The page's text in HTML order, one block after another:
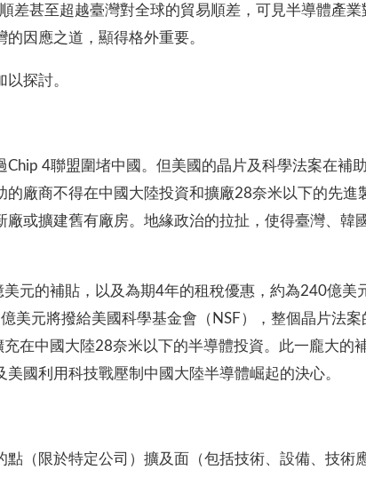
差甚至超越臺灣對全球的貿易順差，可見半導體產業
因應之道，顯得格外重要。
探討。
4聯盟圍堵中國。但美國的晶片及科學法案在補
廠商不得在中國大陸投資和擴廠28奈米以下的先進
或擴建舊有廠房。地緣政治的拉扯，使得臺灣、韓
元的補貼，以及為期4年的租稅優惠，約為240億美
元將撥給美國科學基金會（NSF），整個晶片法案
在中國大陸28奈米以下的半導體投資。此一龐大的
國利用科技戰壓制中國大陸半導體崛起的決心。
（限於特定公司）擴及面（包括技術、設備、技術